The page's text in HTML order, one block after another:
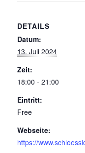
DETAILS
Datum:
13. Juli 2024
Zeit:
18:00 - 21:00
Eintritt:
Free
Webseite:
https://